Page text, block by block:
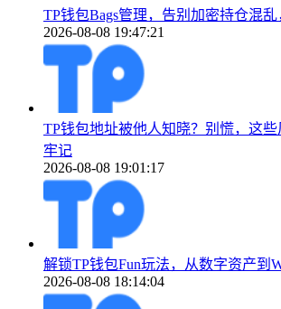
TP钱包Bags管理，告别加密持仓混
2026-08-08 19:47:21
TP钱包地址被他人知晓？别慌，这
牢记
2026-08-08 19:01:17
解锁TP钱包Fun玩法，从数字资产到
2026-08-08 18:14:04